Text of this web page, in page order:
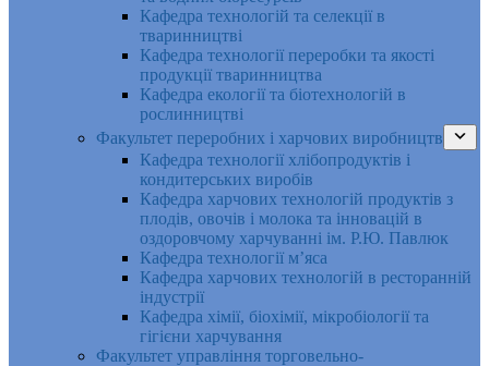
Кафедра технологій та селекції в
тваринництві
Кафедра технології переробки та якості
продукції тваринництва
Кафедра екології та біотехнологій в
рослинництві
Факультет переробних і харчових виробництв
Кафедра технології хлібопродуктів і
кондитерських виробів
Кафедра харчових технологій продуктів з
плодів, овочів і молока та інновацій в
оздоровчому харчуванні ім. Р.Ю. Павлюк
Кафедра технології м’яса
Кафедра харчових технологій в ресторанній
індустрії
Кафедра хімії, біохімії, мікробіології та
гігієни харчування
Факультет управління торговельно-